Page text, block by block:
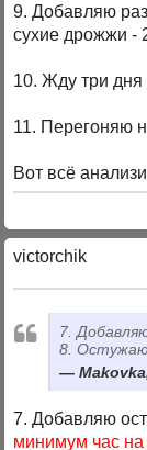
9. Добавляю
сухие дрожжи -
10. Жду три
11. Перегоняю
Вот всё
victorchik
7.
8.
7. Добавляю
минимум час